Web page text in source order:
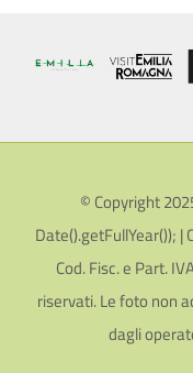
© Copyright
Date().getFullYear()); |
Cod. Fisc. e Part.
riservati. Le foto non
dagli